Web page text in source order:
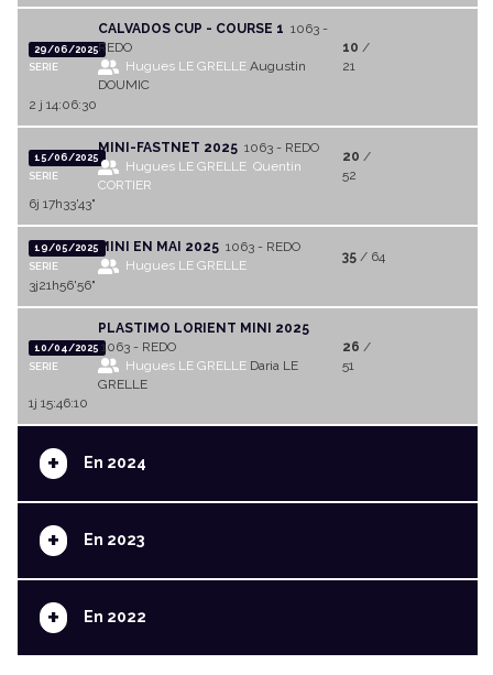
29/06/2025
SERIE
CALVADOS CUP - COURSE 1 1063 -
REDO
Hugues LE GRELLEAugustin
DOUMIC
10 /
21
2 j 14:06:30
15/06/2025
SERIE
MINI-FASTNET 2025 1063 - REDO
Hugues LE GRELLE Quentin
CORTIER
20 /
52
6j 17h33'43"
19/05/2025
SERIE
MINI EN MAI 2025 1063 - REDO
Hugues LE GRELLE
35/ 64
3j21h56'56"
10/04/2025
SERIE
PLASTIMO LORIENT MINI 2025
1063 - REDO
Hugues LE GRELLEDaria LE
GRELLE
26 /
51
1j 15:46:10
+ En 2024
+ En 2023
+ En 2022